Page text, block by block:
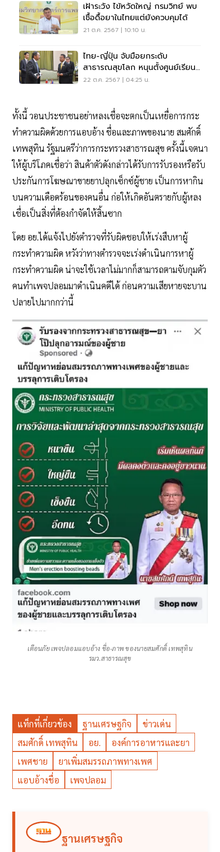
เฝ้าระวัง ไข้หวัดใหญ่ กรมวิทย์ พบ
เชื้อดื้อยาในไทยแต่ยังควบคุมได้
21 ต.ค. 2567 | 10:10 น.
ไทย-ญี่ปุ่น จับมือยกระดับ
สาธารณสุขโลก หนุนตั้งศูนย์เรียนรู้
UHC อาเซียน
22 ต.ค. 2567 | 04:25 น.
ทั้งนี้ วอนประชาชนอย่าหลงเชื่อจะตกเป็นเหยื่อการกระ
ทำความผิดด้วยการแอบอ้าง ชื่อและภาพของนาย สมศักดิ์
เทพสุทิน รัฐมนตรีว่าการกระทรวงสาธารณสุข ครั้งนี้เจตนา
ให้ผู้บริโภคเชื่อว่า สินค้าตัวดังกล่าวได้รับการรับรองหรือรับ
ประกันการโฆษณาขายยาปลุกเซ็กซ์ผู้ชาย เป็นการหากิน
บนความเดือดร้อนของคนอื่น ก่อให้เกิดอันตรายกับผู้หลง
เชื่อเป็นสิ่งที่ต้องกำจัดให้สิ้นซาก
โดย อย.ได้แจ้งไปยังตำรวจที่รับผิดชอบให้เร่งสืบหาผู้
กระทำความผิด หวังว่าทางตำรวจจะเร่งดำเนินการหาผู้
กระทำความผิด น่าจะใช้เวลาไม่มากก็สามารถตามจับกุมตัว
คนทำเพจปลอมมาดำเนินคดีได้ ก่อนความเสียหายจะบาน
ปลายไปมากกว่านี้
เตือนภัย เพจปลอมแอบอ้าง ชื่อ-ภาพ ของนายสมศักดิ์ เทพสุทิน
รมว.สาธารณสุข
แท็กที่เกี่ยวข้อง ฐานเศรษฐกิจ
ข่าวเด่น
สมศักดิ์ เทพสุทิน
อย.
องค์การอาหารและยา
เพศชาย
ยาเพิ่มสมรรถภาพทางเพศ
แอบอ้างชื่อ
เพจปลอม
ฐานเศรษฐกิจ